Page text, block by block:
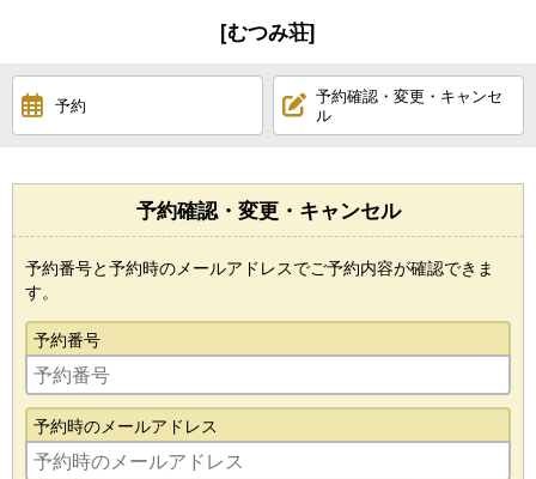
[むつみ荘]
予約
予約確認・変更・キャンセ
ル
予約確認・変更・キャンセル
予約番号と予約時のメールアドレスでご予約内容が確認できま
す。
予約番号
予約時のメールアドレス